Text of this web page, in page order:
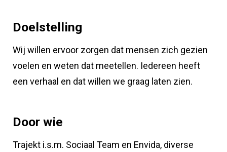
Doelstelling
Wij willen ervoor zorgen dat mensen zich gezien
voelen en weten dat meetellen. Iedereen heeft
een verhaal en dat willen we graag laten zien.
Door wie
Trajekt i.s.m. Sociaal Team en Envida, diverse